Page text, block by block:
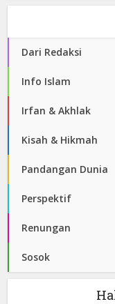
Dari Redaksi
Info Islam
Irfan & Akhlak
Kisah & Hikmah
Pandangan Dunia
Perspektif
Renungan
Sosok